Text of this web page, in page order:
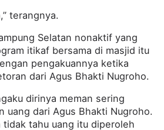
terangnya.
Selatan nonaktif yang
itikaf bersama di masjid itu
pengakuannya ketika
dari Agus Bhakti Nugroho.
dirinya meman sering
uang dari Agus Bhakti Nugroho.
tidak tahu uang itu diperoleh